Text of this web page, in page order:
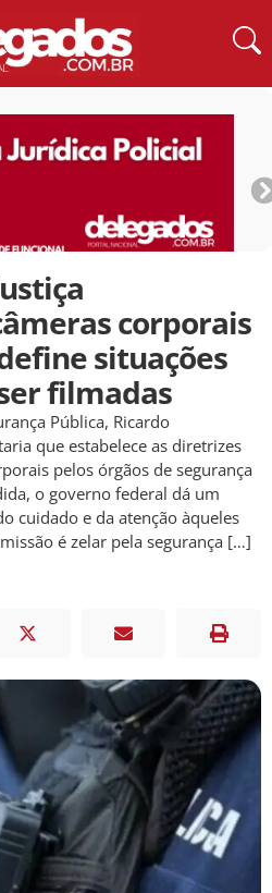
corporais
situações
filmadas
Pública, Ricardo
que estabelece as diretrizes
pelos órgãos de segurança
o governo federal dá um
cuidado e da atenção àqueles
é zelar pela segurança […]